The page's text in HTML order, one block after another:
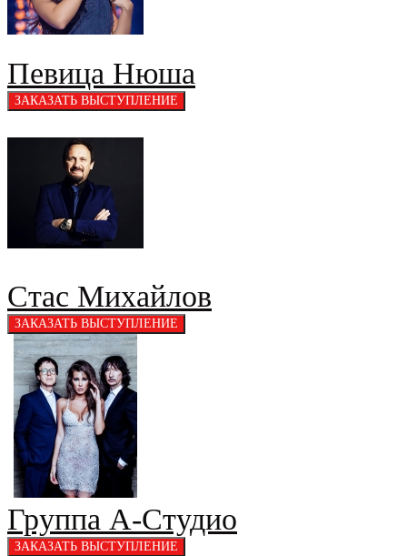
Певица Нюша
Стас Михайлов
Группа А-Студио